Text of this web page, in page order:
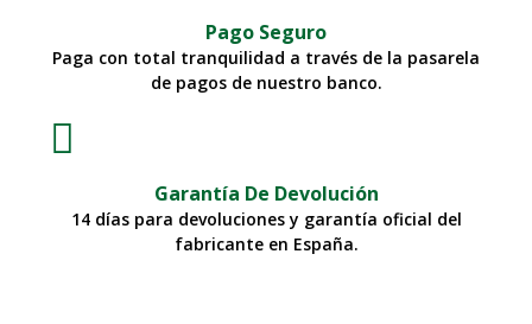
Pago Seguro
Paga con total tranquilidad a través de la pasarela
de pagos de nuestro banco.
Garantía De Devolución
14 días para devoluciones y garantía oficial del
fabricante en España.